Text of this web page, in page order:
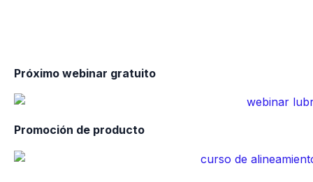
Próximo webinar gratuito
Promoción de producto